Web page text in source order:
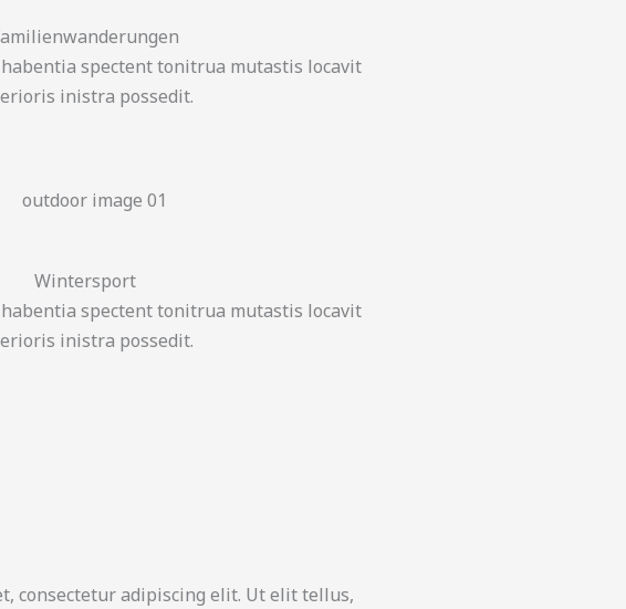
spectent tonitrua mutastis locavit
inistra possedit.
Wintersport
spectent tonitrua mutastis locavit
inistra possedit.
consectetur adipiscing elit. Ut elit tellus,